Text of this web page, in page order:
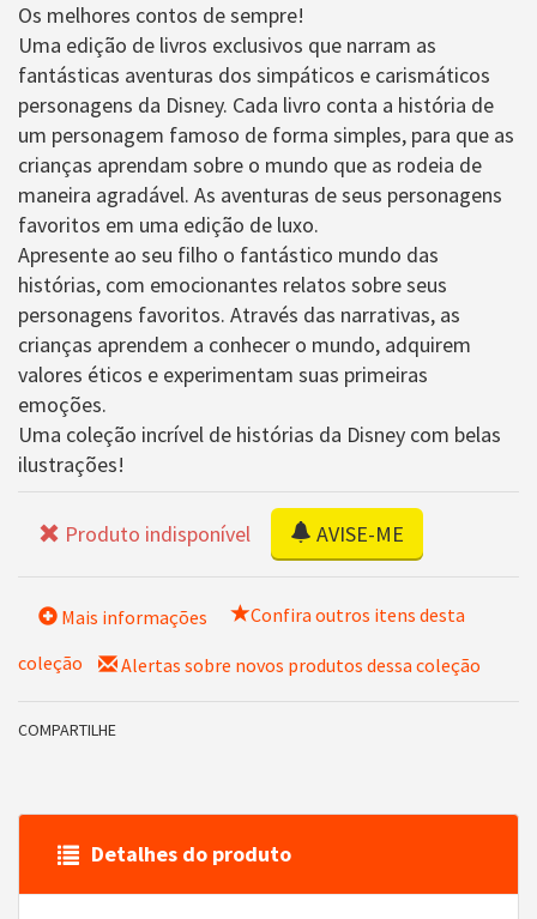
Os melhores contos de sempre!
Uma edição de livros exclusivos que narram as
fantásticas aventuras dos simpáticos e carismáticos
personagens da Disney. Cada livro conta a história de
um personagem famoso de forma simples, para que as
crianças aprendam sobre o mundo que as rodeia de
maneira agradável. As aventuras de seus personagens
favoritos em uma edição de luxo.
Apresente ao seu filho o fantástico mundo das
histórias, com emocionantes relatos sobre seus
personagens favoritos. Através das narrativas, as
crianças aprendem a conhecer o mundo, adquirem
valores éticos e experimentam suas primeiras
emoções.
Uma coleção incrível de histórias da Disney com belas
ilustrações!
Produto indisponível AVISE-ME
Mais informações
Confira outros itens desta
coleção
Alertas sobre novos produtos dessa coleção
COMPARTILHE
Detalhes do produto